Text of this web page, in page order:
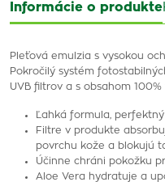
Informácie o produkte
Pleťová emulzia s vysokou
Pokročilý systém
UVB filtrov a s obsahom
Ľahká formula,
Filtre v produkte
povrchu kože a blokujú
Účinne chráni pokožku
Aloe Vera hydratuje a